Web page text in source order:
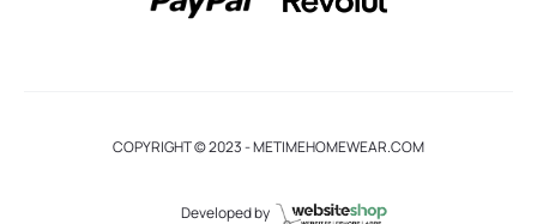
COPYRIGHT © 2023 - METIMEHOMEWEAR.COM
Developed by